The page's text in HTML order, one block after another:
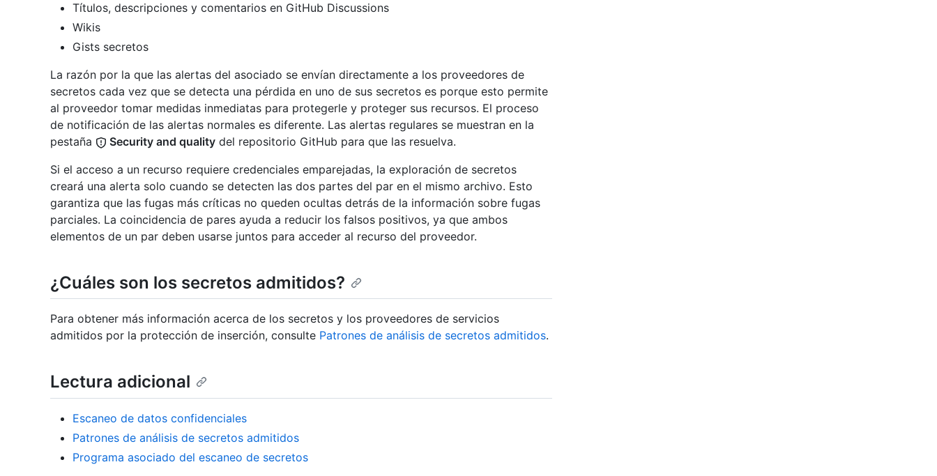
Títulos, descripciones y comentarios en GitHub Discussions
Wikis
Gists secretos
La razón por la que las alertas del asociado se envían directamente a los proveedores de
secretos cada vez que se detecta una pérdida en uno de sus secretos es porque esto permite
al proveedor tomar medidas inmediatas para protegerle y proteger sus recursos. El proceso
de notificación de las alertas normales es diferente. Las alertas regulares se muestran en la
pestaña
Security and quality del repositorio GitHub para que las resuelva.
Si el acceso a un recurso requiere credenciales emparejadas, la exploración de secretos
creará una alerta solo cuando se detecten las dos partes del par en el mismo archivo. Esto
garantiza que las fugas más críticas no queden ocultas detrás de la información sobre fugas
parciales. La coincidencia de pares ayuda a reducir los falsos positivos, ya que ambos
elementos de un par deben usarse juntos para acceder al recurso del proveedor.
¿Cuáles son los secretos admitidos?
Para obtener más información acerca de los secretos y los proveedores de servicios
admitidos por la protección de inserción, consulte Patrones de análisis de secretos admitidos.
Lectura adicional
Escaneo de datos confidenciales
Patrones de análisis de secretos admitidos
Programa asociado del escaneo de secretos